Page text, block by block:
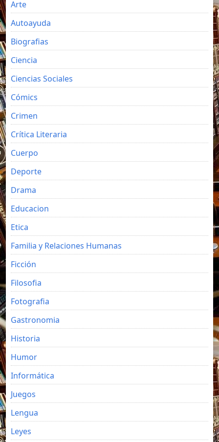
Arte
Autoayuda
Biografias
Ciencia
Ciencias Sociales
Cómics
Crimen
Crítica Literaria
Cuerpo
Deporte
Drama
Educacion
Etica
Familia y Relaciones Humanas
Ficción
Filosofia
Fotografia
Gastronomia
Historia
Humor
Informática
Juegos
Lengua
Leyes